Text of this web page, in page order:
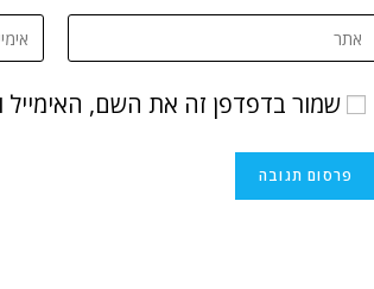
שמור בדפדפן זה את השם,